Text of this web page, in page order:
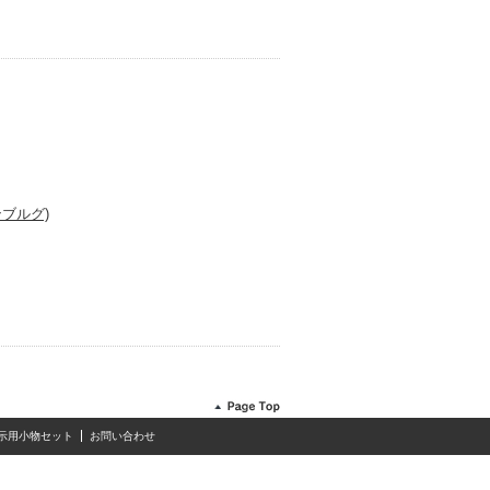
ルグ)
用小物セット お問い合わせ